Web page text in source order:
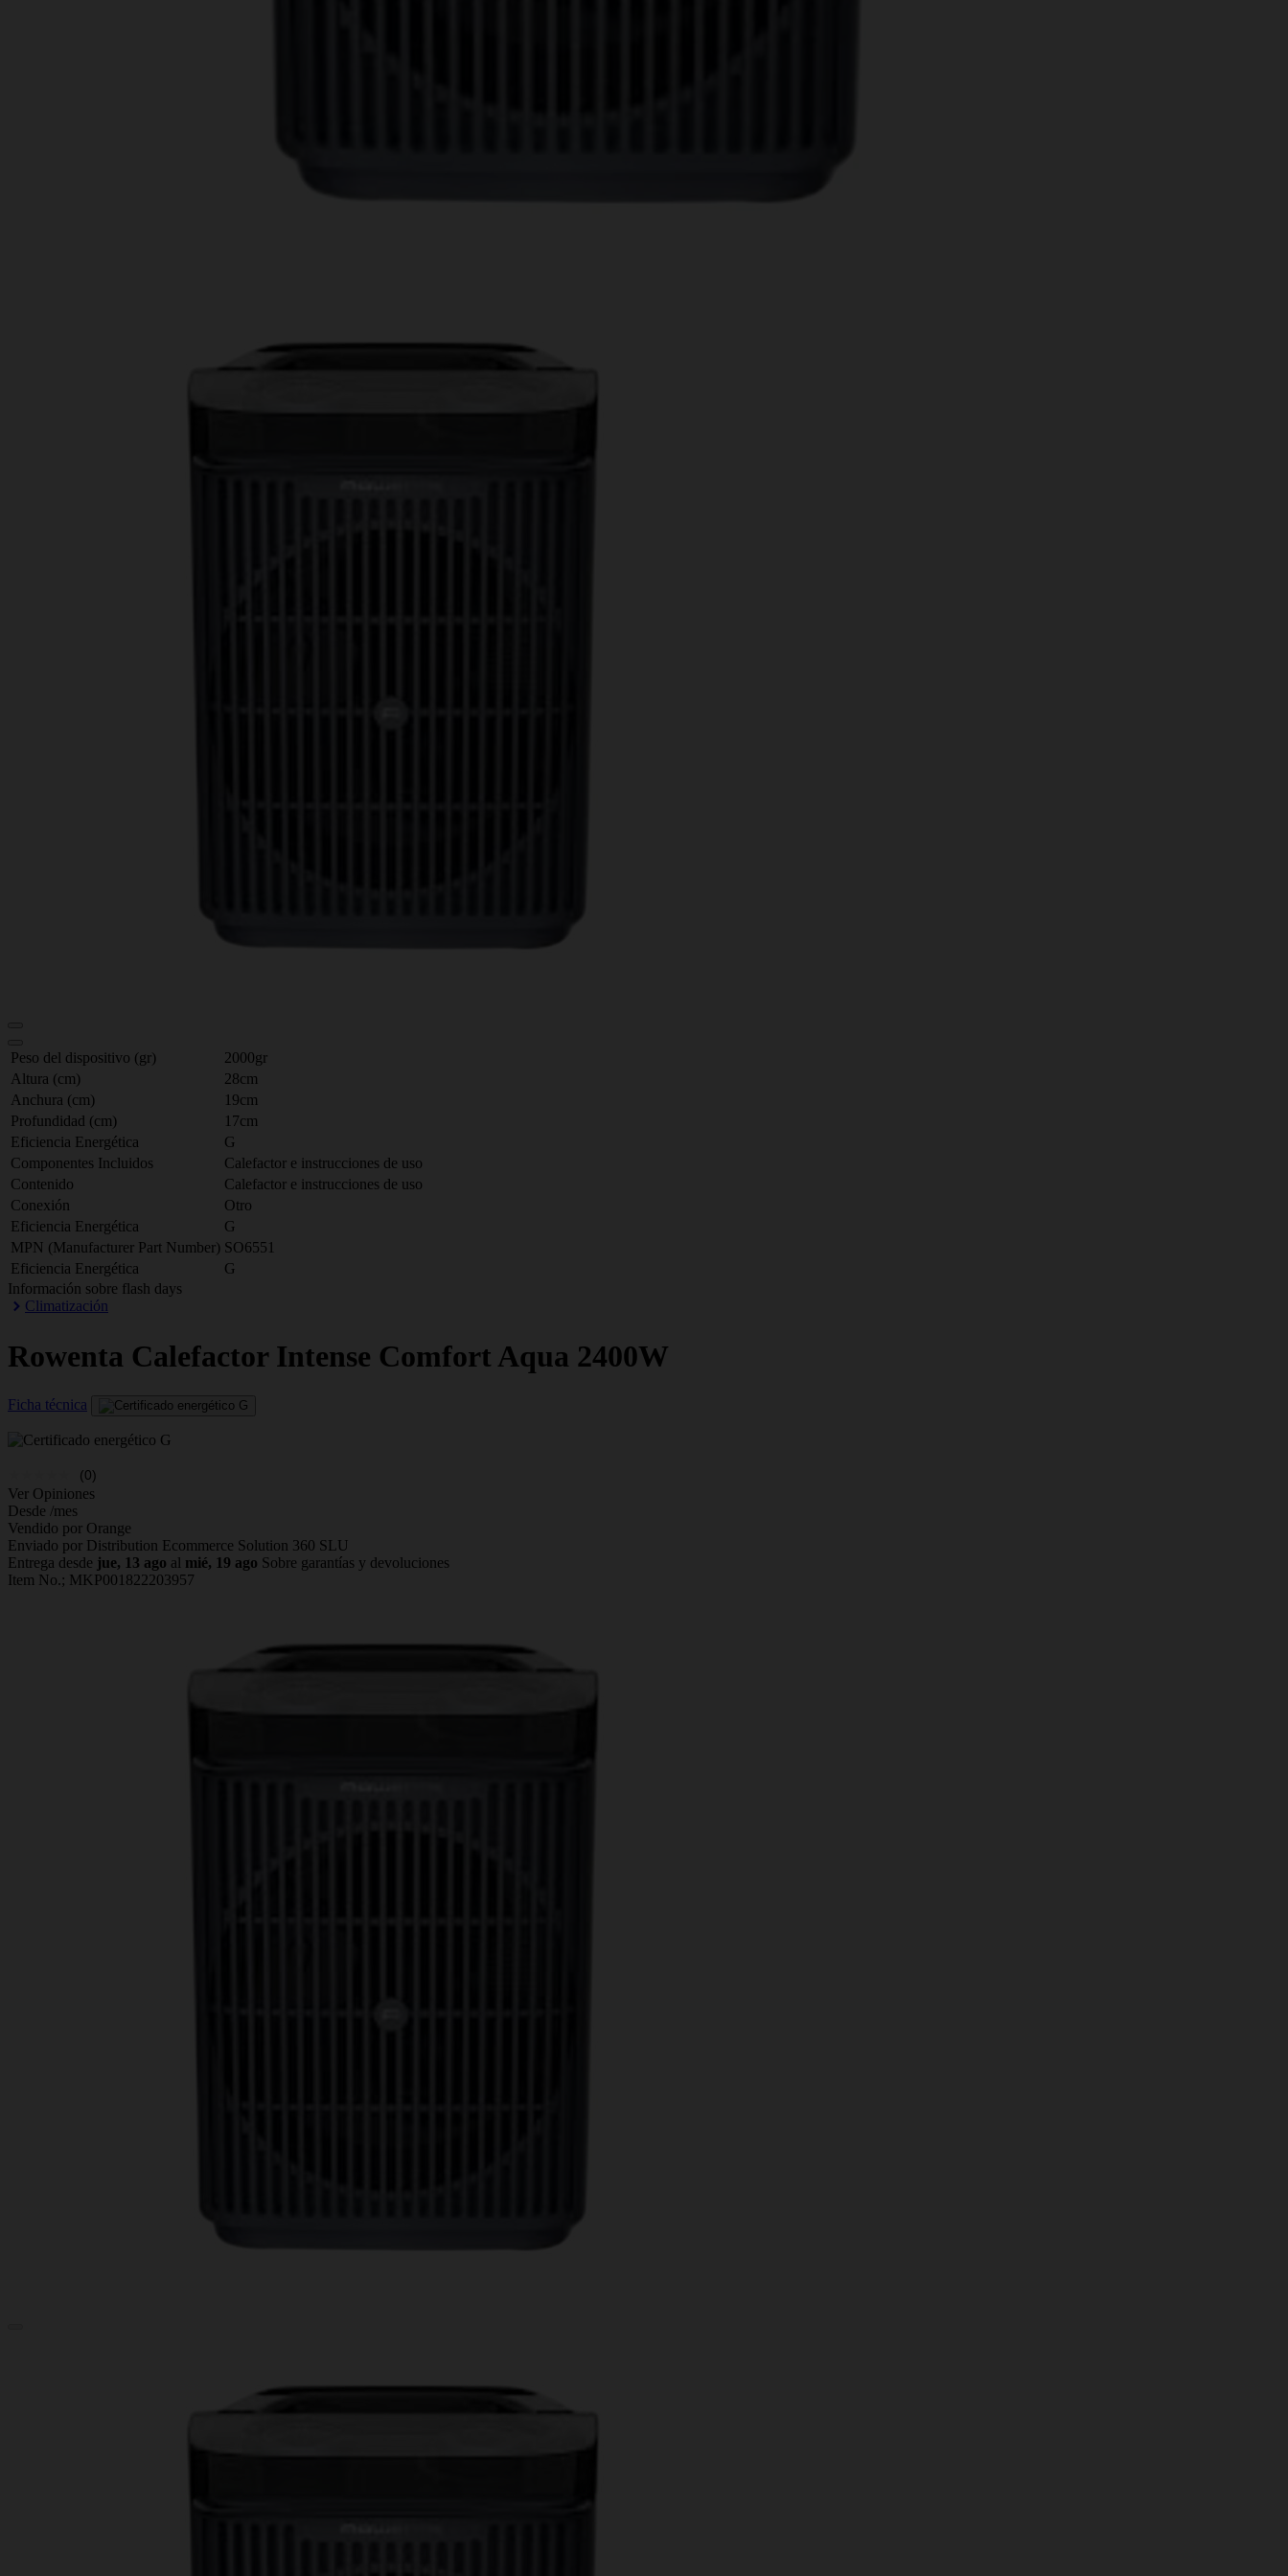
Peso del dispositivo (gr)
2000gr
Altura (cm)
28cm
Anchura (cm)
19cm
Profundidad (cm)
17cm
Eficiencia Energética
G
Componentes Incluidos
Calefactor e instrucciones de uso
Contenido
Calefactor e instrucciones de uso
Conexión
Otro
Eficiencia Energética
G
MPN (Manufacturer Part Number) SO6551
Eficiencia Energética
G
Información sobre flash days
Climatización
Rowenta Calefactor Intense Comfort Aqua 2400W
Ficha técnica
(0)
Ver Opiniones
Desde /mes
Vendido por Orange
Enviado por Distribution Ecommerce Solution 360 SLU
Entrega desde jue, 13 ago al mié, 19 ago Sobre garantías y devoluciones
Item No.; MKP001822203957